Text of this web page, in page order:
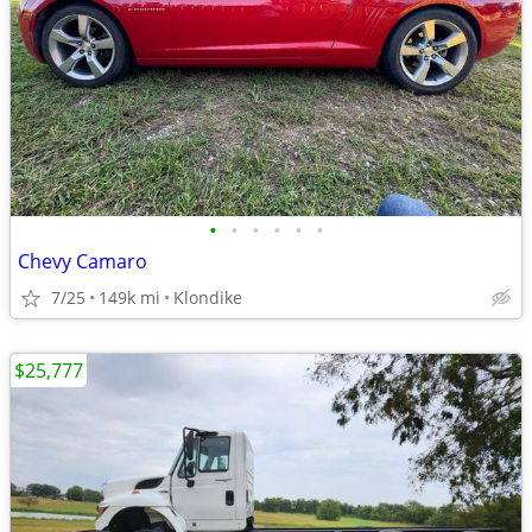
• • • • • •
Chevy Camaro
7/25 149k mi Klondike
$25,777